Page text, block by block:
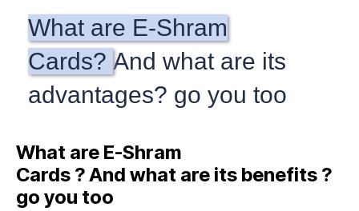
What are E-Shram
Cards? And what are its
advantages? go you too
What are E-Shram
Cards ?And what are its benefits ?
go you too